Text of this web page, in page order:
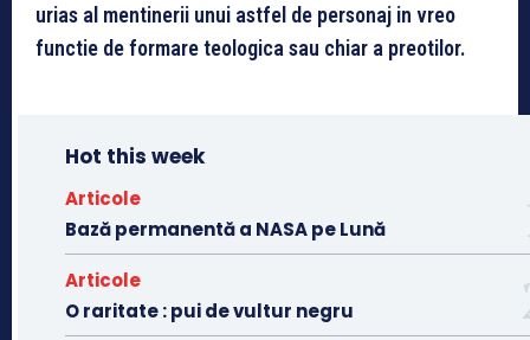
urias al mentinerii unui astfel de personaj in vreo
functie de formare teologica sau chiar a preotilor.
Hot this week
Articole
Bază permanentă a NASA pe Lună
Articole
O raritate : pui de vultur negru